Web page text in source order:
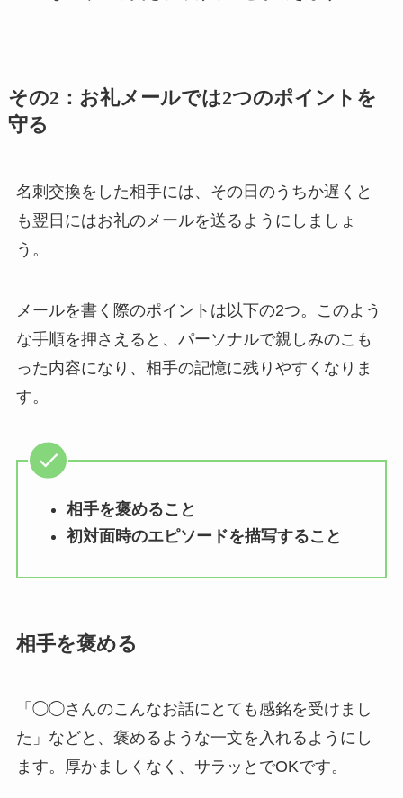
その2：お礼メールでは2つのポイントを
守る
名刺交換をした相手には、その日のうちか遅くと
も翌日にはお礼のメールを送るようにしましょ
う。
メールを書く際のポイントは以下の2つ。このよう
な手順を押さえると、パーソナルで親しみのこも
った内容になり、相手の記憶に残りやすくなりま
す。
相手を褒めること
初対面時のエピソードを描写すること
相手を褒める
「◯◯さんのこんなお話にとても感銘を受けまし
た」などと、褒めるような一文を入れるようにし
ます。厚かましくなく、サラッとでOKです。